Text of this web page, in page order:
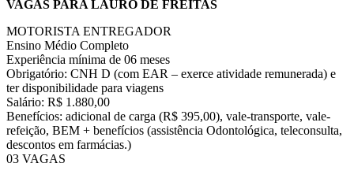
VAGAS PARA LAURO DE FREITAS
MOTORISTA ENTREGADOR
Ensino Médio Completo
Experiência mínima de 06 meses
Obrigatório: CNH D (com EAR – exerce atividade remunerada) e
ter disponibilidade para viagens
Salário: R$ 1.880,00
Benefícios: adicional de carga (R$ 395,00), vale-transporte, vale-
refeição, BEM + benefícios (assistência Odontológica, teleconsulta,
descontos em farmácias.)
03 VAGAS